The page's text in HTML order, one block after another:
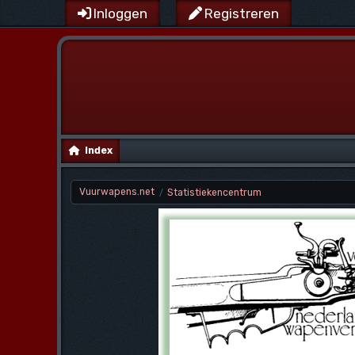
Inloggen Registreren
Index
Vuurwapens.net / Statistiekencentrum